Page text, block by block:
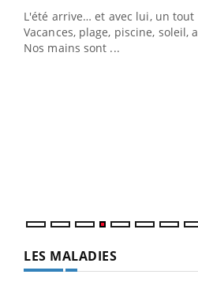
L'été arrive… et avec lui, un tout
Vacances, plage, piscine,
Nos mains sont ...
LES MALADIES